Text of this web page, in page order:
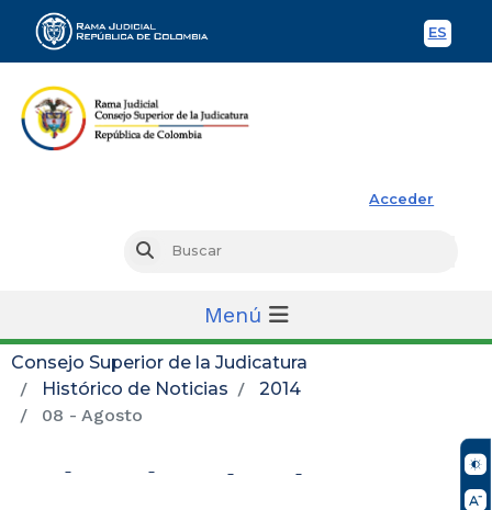
ES
Acceder
Buscar
Menú
Consejo Superior de la Judicatura
Histórico de Noticias
2014
08 - Agosto